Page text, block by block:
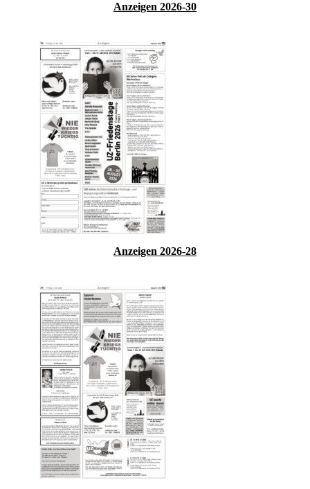
Anzeigen 2026-30
Anzeigen 2026-28